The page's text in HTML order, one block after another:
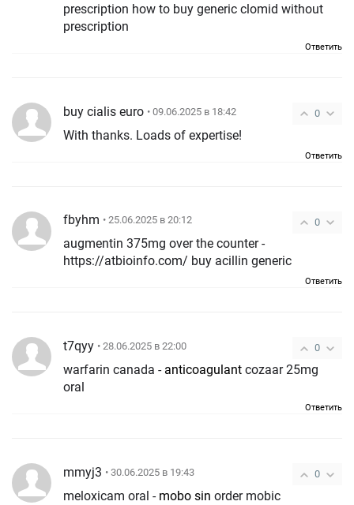
prescription how to buy generic clomid without
prescription
Ответить
0
buy cialis euro • 09.06.2025 в 18:42
With thanks. Loads of expertise!
Ответить
0
fbyhm • 25.06.2025 в 20:12
augmentin 375mg over the counter -
https://atbioinfo.com/ buy acillin generic
Ответить
0
t7qyy • 28.06.2025 в 22:00
warfarin canada - anticoagulant
oral
Ответить
0
mmyj3 • 30.06.2025 в 19:43
meloxicam oral - mobo sin order mobic